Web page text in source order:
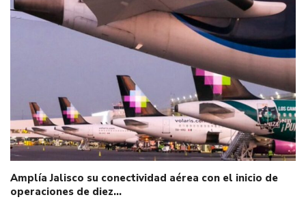
Amplía Jalisco su conectividad aérea con el inicio de
operaciones de diez…